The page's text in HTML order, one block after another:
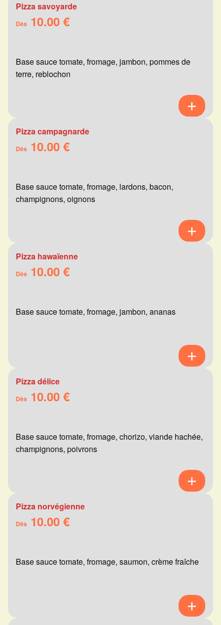
Pizza savoyarde
Dès 10.00 €
Base sauce tomate, fromage, jambon, pommes de
terre, reblochon
Pizza campagnarde
Dès 10.00 €
Base sauce tomate, fromage, lardons, bacon,
champignons, oignons
Pizza hawaïenne
Dès 10.00 €
Base sauce tomate, fromage, jambon, ananas
Pizza délice
Dès 10.00 €
Base sauce tomate, fromage, chorizo, viande hachée,
champignons, poivrons
Pizza norvégienne
Dès 10.00 €
Base sauce tomate, fromage, saumon, crème fraîche